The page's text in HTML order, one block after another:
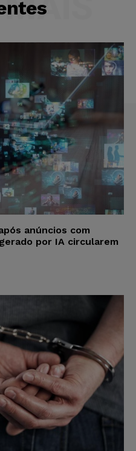
anúncios com
por IA circularem